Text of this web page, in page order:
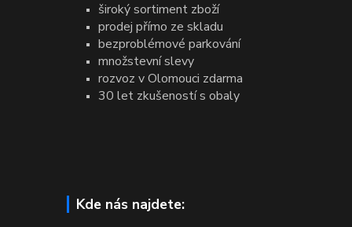
široký sortiment zboží
prodej přímo ze skladu
bezproblémové parkování
množstevní slevy
rozvoz v Olomouci zdarma
30 let zkušeností s obaly
Kde nás najdete: